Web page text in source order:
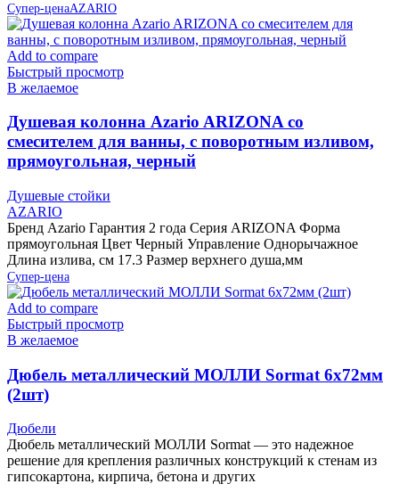
Супер-ценаAZARIO
Add to compare
Быстрый просмотр
В желаемое
Душевая колонна Azario ARIZONA со
смесителем для ванны, с поворотным изливом,
прямоугольная, черный
Душевые стойки
AZARIO
Бренд Azario Гарантия 2 года Серия ARIZONA Форма
прямоугольная Цвет Черный Управление Однорычажное
Длина излива, см 17.3 Размер верхнего душа,мм
Супер-цена
Add to compare
Быстрый просмотр
В желаемое
Дюбель металлический МОЛЛИ Sormat 6х72мм
(2шт)
Дюбели
Дюбель металлический МОЛЛИ Sormat — это надежное
решение для крепления различных конструкций к стенам из
гипсокартона, кирпича, бетона и других